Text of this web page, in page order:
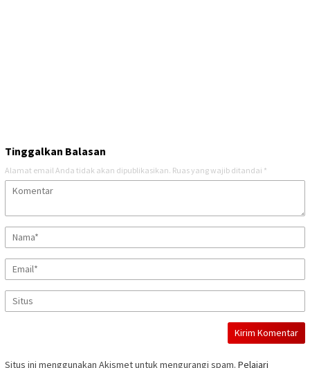
Tinggalkan Balasan
Alamat email Anda tidak akan dipublikasikan. Ruas yang wajib ditandai *
Situs ini menggunakan Akismet untuk mengurangi spam. Pelajari